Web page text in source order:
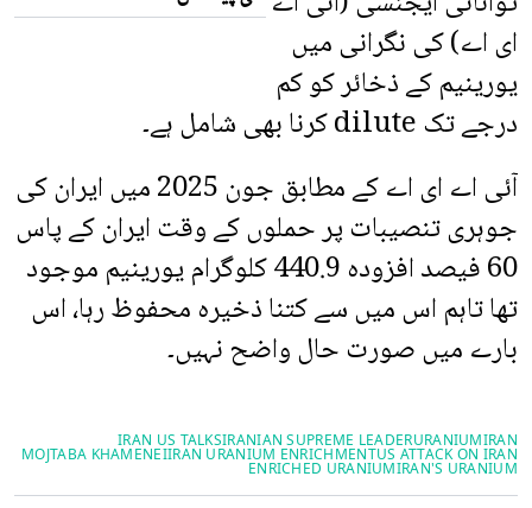
ای اے) کی نگرانی میں
یورینیم کے ذخائر کو کم
درجے تک dilute کرنا بھی شامل ہے۔
آئی اے ای اے کے مطابق جون 2025 میں ایران کی
جوہری تنصیبات پر حملوں کے وقت ایران کے پاس
60 فیصد افزودہ 440.9 کلوگرام یورینیم موجود
تھا تاہم اس میں سے کتنا ذخیرہ محفوظ رہا، اس
بارے میں صورت حال واضح نہیں۔
IRAN
URANIUM
IRANIAN SUPREME LEADER
IRAN US TALKS
US ATTACK ON IRAN
IRAN URANIUM ENRICHMENT
MOJTABA KHAMENEI
IRAN'S URANIUM
ENRICHED URANIUM